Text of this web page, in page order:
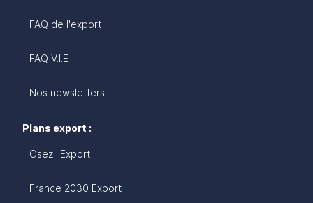
FAQ de l'export
FAQ V.I.E
Nos newsletters
Plans export :
Osez l'Export
France 2030 Export